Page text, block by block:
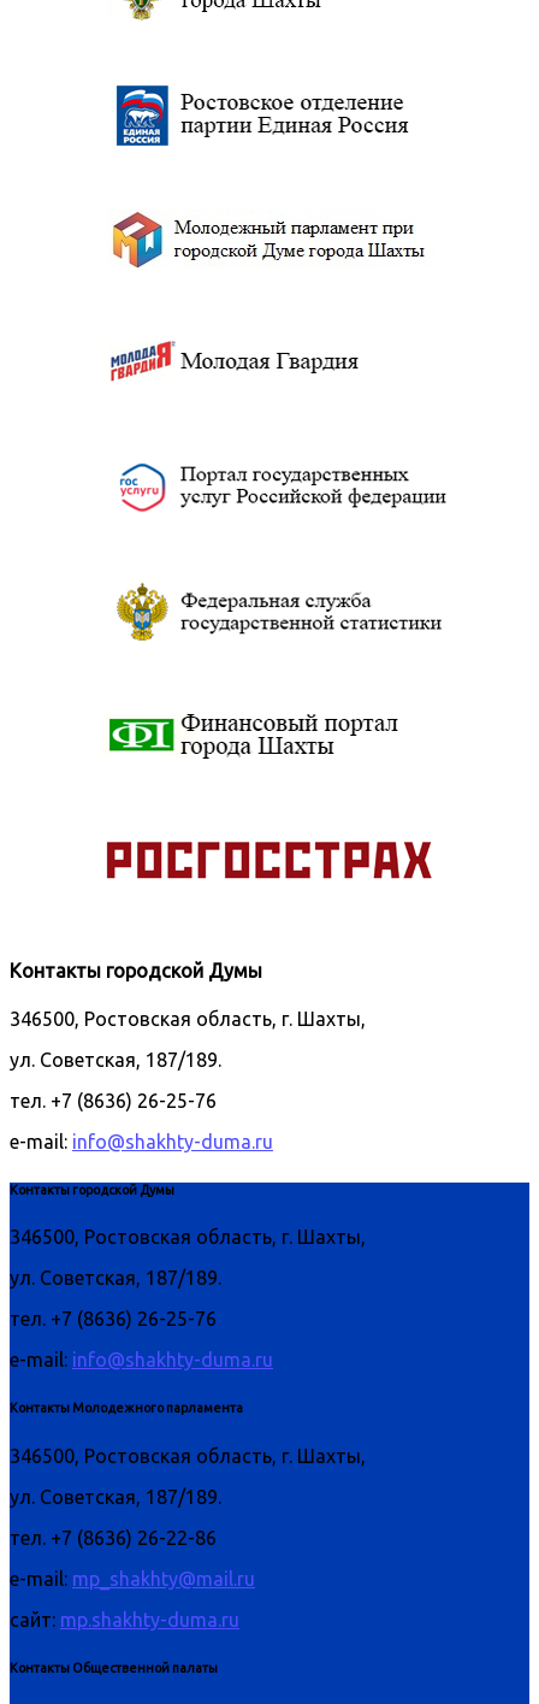
Контакты городской Думы
346500, Ростовская область, г. Шахты,
ул. Советская, 187/189.
тел. +7 (8636) 26-25-76
e-mail: info@shakhty-duma.ru
Контакты городской Думы
346500, Ростовская область, г. Шахты,
ул. Советская, 187/189.
тел. +7 (8636) 26-25-76
e-mail: info@shakhty-duma.ru
Контакты Молодежного парламента
346500, Ростовская область, г. Шахты,
ул. Советская, 187/189.
тел. +7 (8636) 26-22-86
e-mail: mp_shakhty@mail.ru
сайт: mp.shakhty-duma.ru
Контакты Общественной палаты